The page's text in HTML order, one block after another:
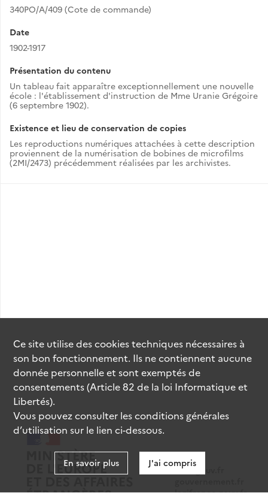
340PO/A/409 (Cote de commande)
Date
1902-1917
Présentation du contenu
Un tableau fait apparaître exceptionnellement une nouvelle
école : l'établissement d'instruction de Mme Uranie Grégoire
(6 septembre 1902).
Existence et lieu de conservation de copies
Les reproductions numériques attachées à cette description
proviennent de la numérisation de bobines de microfilms
(2MI/2473) précédemment réalisées par les archivistes.
data.gouv.fr
Ce site utilise descookiestechniques nécessaires à
son bon fonctionnement. Ils ne contiennent aucune
donnée personnelle et sont exemptés de
consentements (Article 82 de la loi Informatique et
Libertés).
Vous pouvez consulter les conditions générales
d’utilisation sur le lien ci-dessous.
En savoir plus J'ai compris